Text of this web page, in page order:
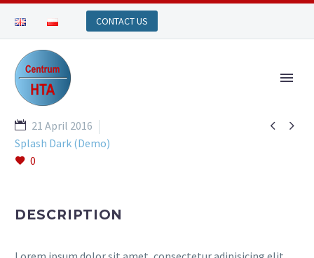
 
21 April 2016
Splash Dark (Demo)
0
DESCRIPTION